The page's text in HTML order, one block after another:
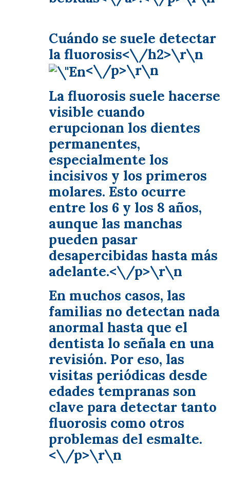
Cuándo se suele detectar
la fluorosis<\/h2>\r\n
<\/p>\r\n
La fluorosis suele hacerse
visible cuando
erupcionan los dientes
permanentes,
especialmente los
incisivos y los primeros
molares. Esto ocurre
entre los 6 y los 8 años,
aunque las manchas
pueden pasar
desapercibidas hasta más
adelante.<\/p>\r\n
En muchos casos, las
familias no detectan nada
anormal hasta que el
dentista lo señala en una
revisión. Por eso, las
visitas periódicas desde
edades tempranas son
clave para detectar tanto
fluorosis como otros
problemas del esmalte.
<\/p>\r\n